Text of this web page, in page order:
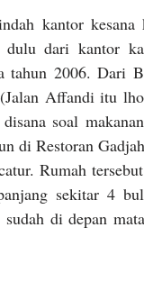
kantor
dulu dari kantor
tahun 2006. Dari
Affandi itu
soal
di Restoran
Rumah
sekitar 4
di depan